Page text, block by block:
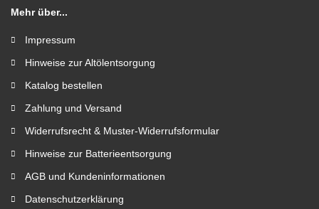
Mehr über...
Impressum
Hinweise zur Altölentsorgung
Katalog bestellen
Zahlung und Versand
Widerrufsrecht & Muster-Widerrufsformular
Hinweise zur Batterieentsorgung
AGB und Kundeninformationen
Datenschutzerklärung